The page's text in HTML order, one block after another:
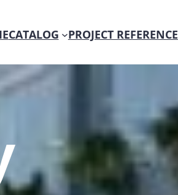
CATALOG PROJECT REFERENCE